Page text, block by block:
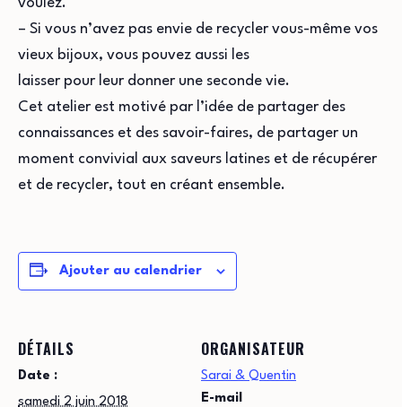
voulez.
– Si vous n’avez pas envie de recycler vous-même vos
vieux bijoux, vous pouvez aussi les
laisser pour leur donner une seconde vie.
Cet atelier est motivé par l’idée de partager des
connaissances et des savoir-faires, de partager un
moment convivial aux saveurs latines et de récupérer
et de recycler, tout en créant ensemble.
Ajouter au calendrier
DÉTAILS
Date :
samedi 2 juin 2018
ORGANISATEUR
Sarai & Quentin
E-mail